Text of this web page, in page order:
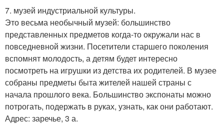
7. музей индустриальной культуры.
Это весьма необычный музей: большинство
представленных предметов когда-то окружали нас в
повседневной жизни. Посетители старшего поколения
вспомнят молодость, а детям будет интересно
посмотреть на игрушки из детства их родителей. В музее
собраны предметы быта жителей нашей страны с
начала прошлого века. Большинство экспонаты можно
потрогать, подержать в руках, узнать, как они работают.
Адрес: заречье, 3 а.